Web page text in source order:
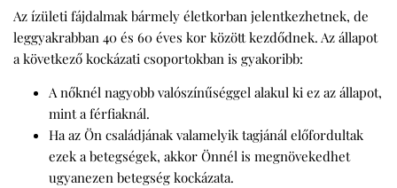
Az ízületi fájdalmak bármely életkorban jelentkezhetnek, de
leggyakrabban 40 és 60 éves kor között kezdődnek. Az állapot
a következő kockázati csoportokban is gyakoribb:
A nőknél nagyobb valószínűséggel alakul ki ez az állapot,
mint a férfiaknál.
Ha az Ön családjának valamelyik tagjánál előfordultak
ezek a betegségek, akkor Önnél is megnövekedhet
ugyanezen betegség kockázata.